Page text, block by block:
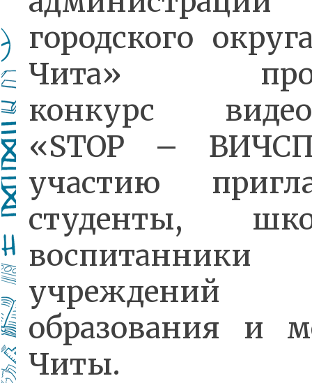
городского
Чита»
конкурс
«STOP –
участию
студенты,
воспитанники
образования и
Читы.